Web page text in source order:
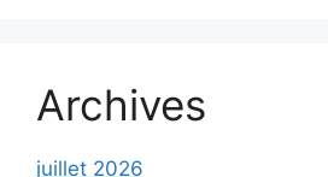
Archives
juillet 2026